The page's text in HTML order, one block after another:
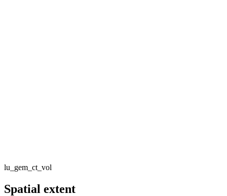
lu_gem_ct_vol
Spatial extent